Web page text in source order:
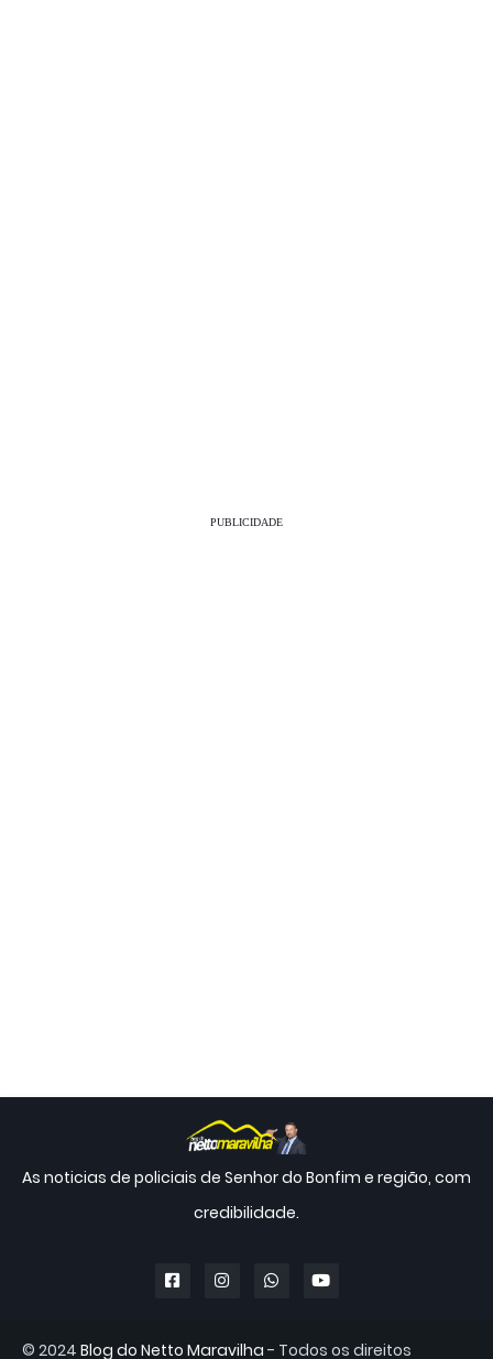
PUBLICIDADE
As noticias de policiais de Senhor do Bonfim e região, com
credibilidade.
© 2024 Blog do Netto Maravilha - Todos os direitos